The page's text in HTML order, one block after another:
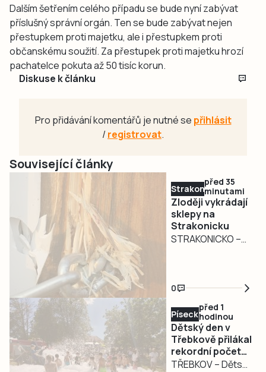
Dalším šetřením celého případu se bude nyní zabývat
příslušný správní orgán. Ten se bude zabývat nejen
přestupkem proti majetku, ale i přestupkem proti
občanskému soužití. Za přestupek proti majetku hrozí
pachatelce pokuta až 50 tisíc korun.
Diskuse k článku
Pro přidávání komentářů je nutné se přihlásit
/registrovat.
Související články
Strakonicko
před 35
minutami
Zloději vykrádají
sklepy na
Strakonicku
STRAKONICKO –
Strakonicku.
Policisté v těchto
dnech řeší dva
případy vloupání, k
jednomu došlo ve
Strakonicích, k
druhému ve Volyni.
0
Písecko
před 1
hodinou
Dětský den v
Třebkově přilákal
rekordní počet
návštěvníků
TŘEBKOV – Dětský